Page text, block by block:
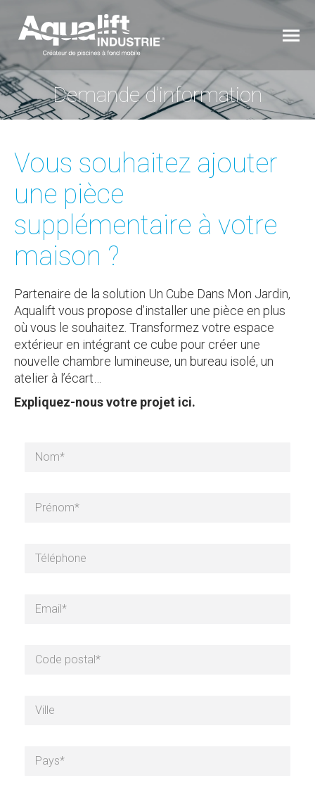
Demande d’information
Vous êtes ici :
Vous souhaitez ajouter
une pièce
supplémentaire à votre
maison ?
Partenaire de la solution Un Cube Dans Mon Jardin,
Aqualift vous propose d’installer une pièce en plus
où vous le souhaitez. Transformez votre espace
extérieur en intégrant ce cube pour créer une
nouvelle chambre lumineuse, un bureau isolé, un
atelier à l’écart…
Expliquez-nous votre projet ici.